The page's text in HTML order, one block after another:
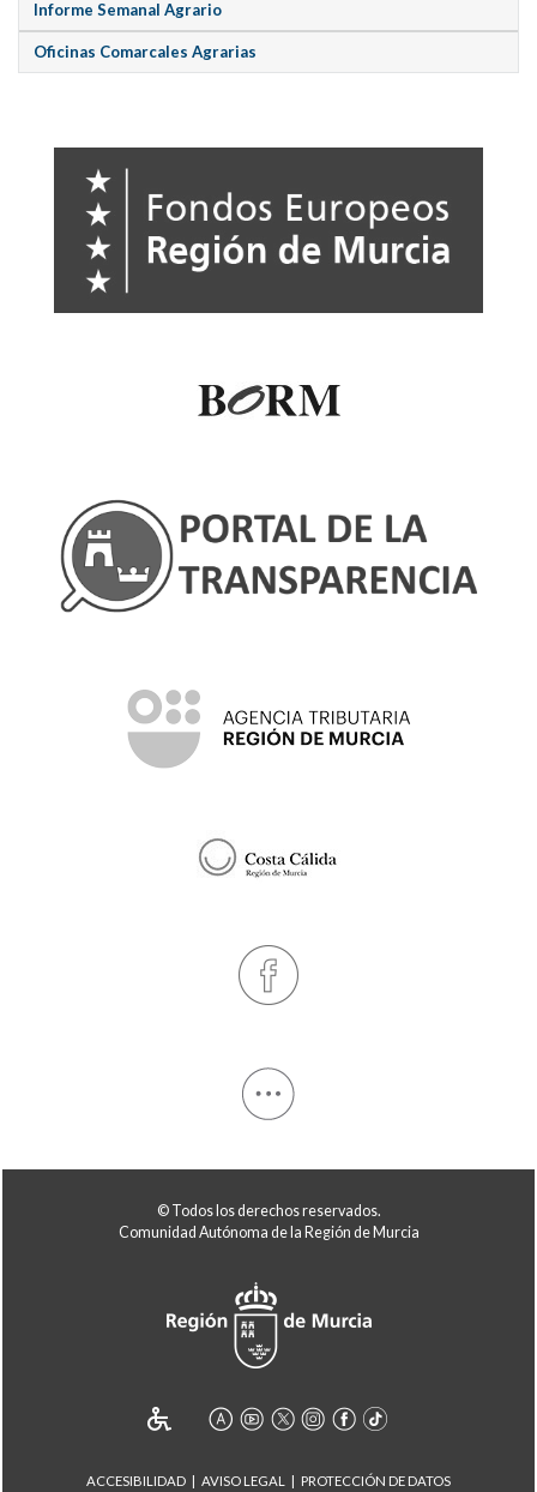
Informe Semanal Agrario
Oficinas Comarcales Agrarias
© Todos los derechos reservados.
Comunidad Autónoma de la Región de Murcia
ACCESIBILIDAD AVISO LEGAL PROTECCIÓN DE DATOS